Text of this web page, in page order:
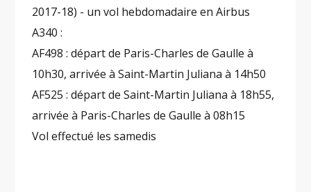
2017-18) - un vol hebdomadaire en Airbus
A340 :
AF498 : départ de Paris-Charles de Gaulle à
10h30, arrivée à Saint-Martin Juliana à 14h50
AF525 : départ de Saint-Martin Juliana à 18h55,
arrivée à Paris-Charles de Gaulle à 08h15
Vol effectué les samedis